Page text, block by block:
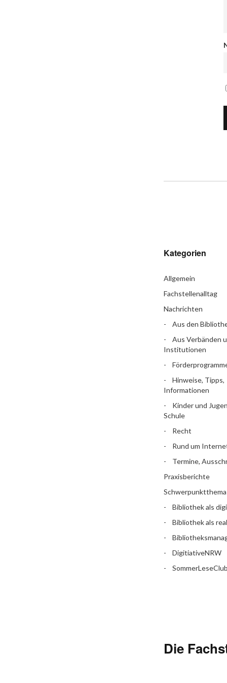
Kategorien
Allgemein
Fachstellenalltag
Nachrichten
Aus den
Aus Verbänden
Institutionen
Hinweise, Tipps,
Informationen
Kinder und
Schule
Recht
Rund um
Termine,
Praxisberichte
Schwerpunktthema
Bibliothek als
Bibliothek als
DigitiativeNRW
SommerLeseClub
Die